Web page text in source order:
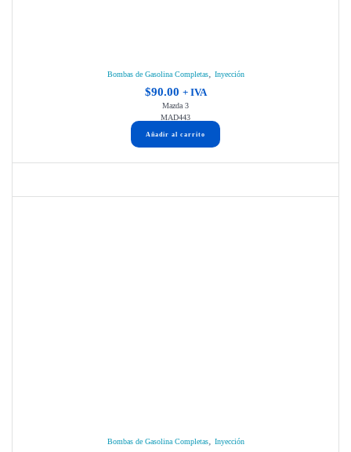
Bombas de Gasolina Completas, Inyección
$90.00 + IVA
Mazda 3
MAD443
Añadir al carrito
Bombas de Gasolina Completas, Inyección